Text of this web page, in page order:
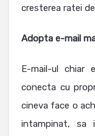
cresterea ratei
Adopta e-mail
E-mail-ul chiar
conecta cu
cineva face o
intampinat, sa